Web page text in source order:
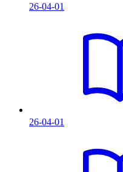
26-04-01
26-04-01